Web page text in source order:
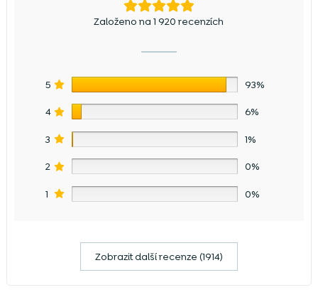
Založeno na 1 920 recenzích
5 93%
4 6%
3 1%
2 0%
1 0%
Zobrazit další recenze (1914)